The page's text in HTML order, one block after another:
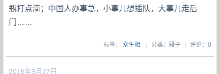
瓶打点滴；中国人办事急，小事儿想插队，大事儿走后
门……
标签： 众生相 分类：段子| 评论：0
2016年9月27日